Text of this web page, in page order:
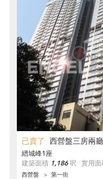
已賣了 西營盤三房兩
縉城峰1座
建築面積 1,186呎 實用
西營盤 第一街